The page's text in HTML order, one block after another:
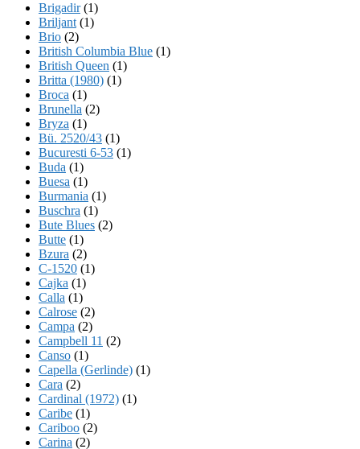
Brigadir(1)
Briljant (1)
Brio (2)
British Columbia Blue (1)
British Queen (1)
Britta (1980) (1)
Broca (1)
Brunella (2)
Bryza (1)
Bü. 2520/43 (1)
Bucuresti 6-53 (1)
Buda (1)
Buesa (1)
Burmania (1)
Buschra (1)
Bute Blues (2)
Butte (1)
Bzura (2)
C-1520 (1)
Cajka (1)
Calla (1)
Calrose (2)
Campa (2)
Campbell 11 (2)
Canso (1)
Capella (Gerlinde) (1)
Cara (2)
Cardinal (1972) (1)
Caribe (1)
Cariboo (2)
Carina (2)